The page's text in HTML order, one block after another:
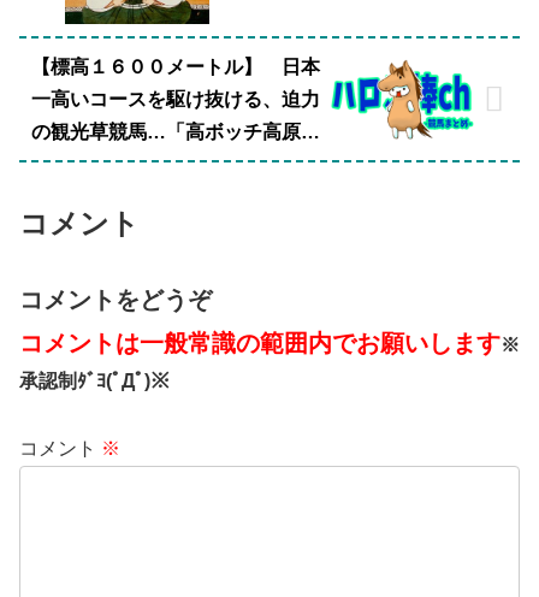
【標高１６００メートル】 日本
一高いコースを駆け抜ける、迫力
の観光草競馬…「高ボッチ高原」
草競馬場
コメント
コメントをどうぞ
コメントは一般常識の範囲内でお願いします※
承認制ﾀﾞﾖ(ﾟДﾟ)※
コメント ※